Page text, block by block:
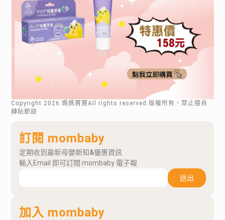
Copyright 2026 .媽媽寶寶All rights reserved.版權所有，禁止擅自
轉貼節錄
訂閱 mombaby
定期收到最新母嬰新知&優惠資訊
輸入Email 即可訂閱 mombaby 電子報
送出
加入 mombaby